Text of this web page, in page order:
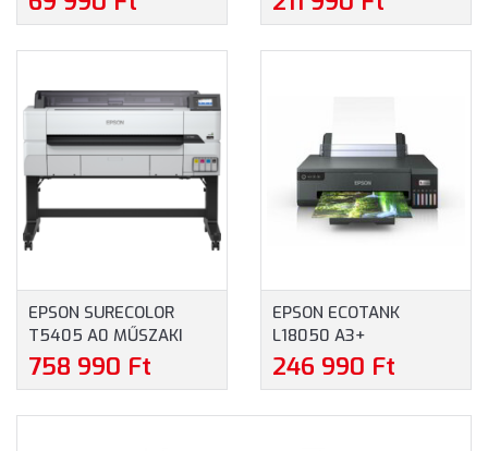
TINTATARTÁLYOS
TINTATARTÁLYOS
EPSON SURECOLOR
T5405 A0 MŰSZAKI
SZÍNES TINTASUGARAS
NYOMTATÓ
758 990 Ft
EPSON ECOTANK
L18050 A3+
EGYFUNKCIÓS SZÍNES
KÜLSŐ
246 990 Ft